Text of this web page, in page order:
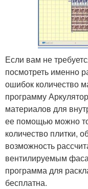
Если вам не
посмотреть именно
ошибок количество
программу
материалов для
ее помощью можно
количество плитки,
возможность
вентилируемым
программа для
бесплатна.